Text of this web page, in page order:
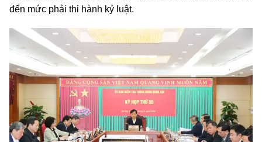
đến mức phải thi hành kỷ luật.